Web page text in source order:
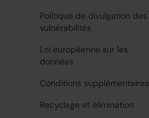
Politique de divulgation des
vulnérabilités
Loi européenne sur les
données
Conditions supplémentaires
Recyclage et élimination